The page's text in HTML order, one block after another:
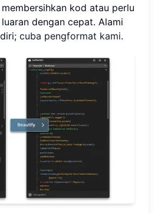
kod atau perlu
dengan cepat. Alami
cuba pengformat kami.